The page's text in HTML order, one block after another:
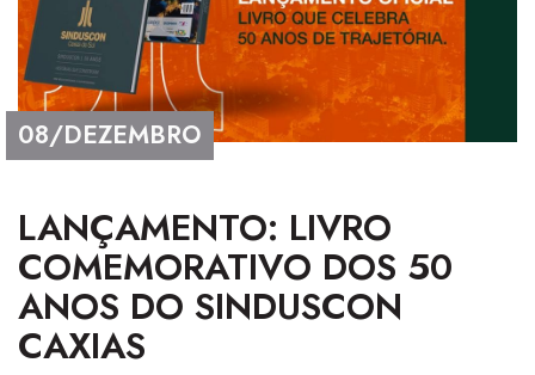
08/DEZEMBRO
LANÇAMENTO: LIVRO
COMEMORATIVO DOS 50
ANOS DO SINDUSCON
CAXIAS